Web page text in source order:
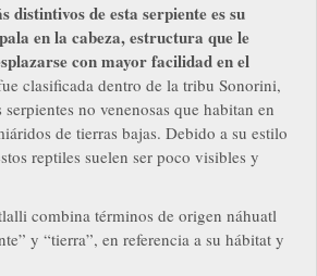
distintivos de esta serpiente es su
en la cabeza, estructura que le
con mayor facilidad en el
clasificada dentro de la tribu Sonorini,
no venenosas que habitan en
de tierras bajas. Debido a su estilo
reptiles suelen ser poco visibles y
combina términos de origen náhuatl
y “tierra”, en referencia a su hábitat y